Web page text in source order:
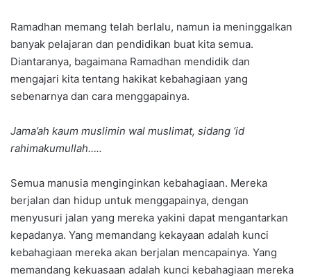
Ramadhan memang telah berlalu, namun ia meninggalkan
banyak pelajaran dan pendidikan buat kita semua.
Diantaranya, bagaimana Ramadhan mendidik dan
mengajari kita tentang hakikat kebahagiaan yang
sebenarnya dan cara menggapainya.
Jama’ah kaum muslimin wal muslimat, sidang ‘id
rahimakumullah…..
Semua manusia menginginkan kebahagiaan. Mereka
berjalan dan hidup untuk menggapainya, dengan
menyusuri jalan yang mereka yakini dapat mengantarkan
kepadanya. Yang memandang kekayaan adalah kunci
kebahagiaan mereka akan berjalan mencapainya. Yang
memandang kekuasaan adalah kunci kebahagiaan mereka